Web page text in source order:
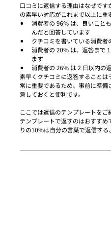
口コミに返信する理由はなぜで
の素早い対応がこれまで以上に重
消費者の 96% は、良いこと
んだと回答しています
クチコミを書いている消費
消費者の 20% は、返答まで
ます
消費者の 26% は 2 日以内の
素早くクチコミに返答すること
常に重要であるため、事前に準
意しておくと便利です。
ここでは返信のテンプレートを
テンプレートで返すのはおすす
りの10%は自分の言葉で返信する